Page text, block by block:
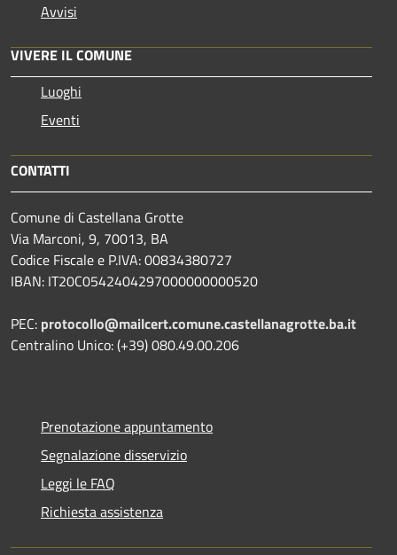
Avvisi
VIVERE IL COMUNE
Luoghi
Eventi
CONTATTI
Comune di Castellana Grotte
Via Marconi, 9, 70013, BA
Codice Fiscale e P.IVA: 00834380727
IBAN: IT20C0542404297000000000520
PEC: protocollo@mailcert.comune.castellanagrotte.ba.it
Centralino Unico: (+39) 080.49.00.206
Prenotazione appuntamento
Segnalazione disservizio
Leggi le FAQ
Richiesta assistenza